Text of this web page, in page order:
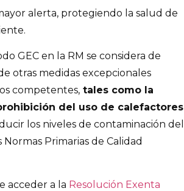
alerta, protegiendo la salud de
GEC en la RM se considera de
otras medidas excepcionales
competentes, tales como la
del uso de calefactores
los niveles de contaminación del
Primarias de Calidad
acceder a la Resolución Exenta